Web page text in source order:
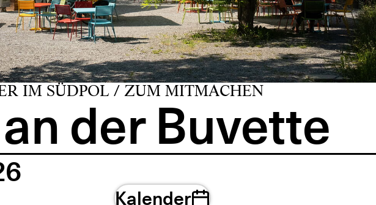
IM SÜDPOL / ZUM MITMACHEN
der Buvette
Kalender